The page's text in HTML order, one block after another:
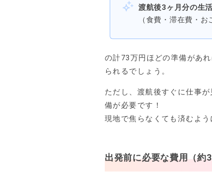
渡航後3ヶ月分の生
（食費・滞在費・お
の計73万円ほどの準備があ
られるでしょう。
ただし、渡航後すぐに仕事
備が必要です！
現地で焦らなくても済むよ
出発前に必要な費用（約